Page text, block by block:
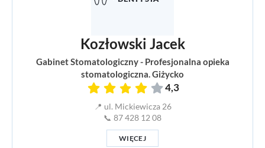
Kozłowski Jacek
Gabinet Stomatologiczny - Profesjonalna opieka
stomatologiczna. Giżycko
4,3
📍 ul. Mickiewicza 26
📞 87 428 12 08
WIĘCEJ